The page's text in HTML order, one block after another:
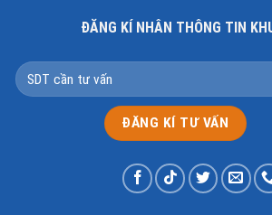
ĐĂNG KÍ NHÂN THÔNG TIN